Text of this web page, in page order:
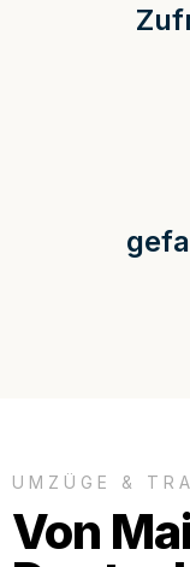
UMZÜGE &
Von